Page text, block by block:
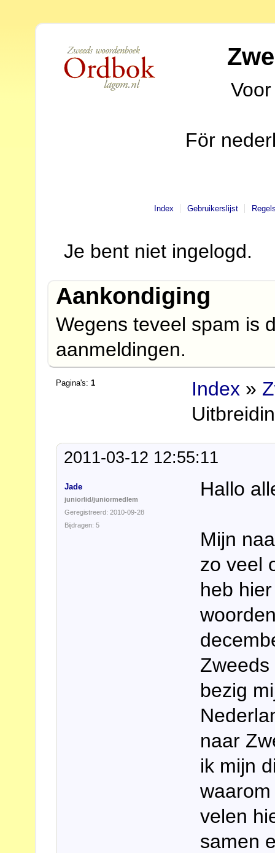
För
Index Gebruikerslijst
Je bent niet ingelogd.
Aankondiging
Wegens teveel spam is
aanmeldingen.
Pagina's:1 Index »
2011-03-12 12:55:11
Jade
juniorlid/juniormedlem
Geregistreerd: 2010-09-28
Bijdragen: 5
Hallo
Mijn
zo veel
heb
bezig
naar
ik mijn
velen
samen